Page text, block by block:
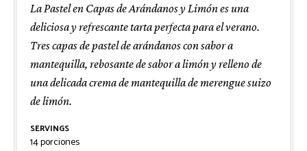
La Pastel en Capas de Arándanos y Limón es una
deliciosa y refrescante tarta perfecta para el verano.
Tres capas de pastel de arándanos con sabor a
mantequilla, rebosante de sabor a limón y relleno de
una delicada crema de mantequilla de merengue suizo
de limón.
SERVINGS
14porciones